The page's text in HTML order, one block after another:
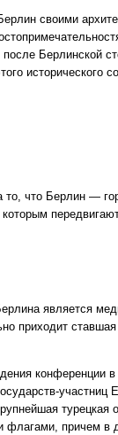
своими
после Берлинской
исторического
то, что Берлин —
является
приходит
конференции
флагами, причем в